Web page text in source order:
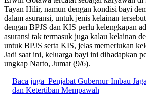
Tayan Hilir, namun dengan kondisi bayi
dalam asuransi, untuk jenis kelainan
dengan BPJS dan KIS perlu kelengkapan
asuransi tak termasuk juga kalau kelainan
untuk BPJS serta KIS, jelas memerlukan
Jadi saat ini, keluarga bayi ini dihadapkan
ungkap Narto, Jumat (9/6).
Baca juga Penjabat Gubernur Imbau
dan Ketertiban Mempawah